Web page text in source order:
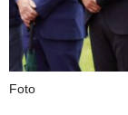
Foto